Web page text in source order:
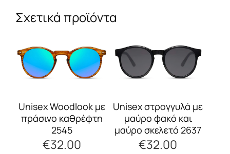
Σχετικά προϊόντα
Unisex Woodlook με
πράσινο καθρέφτη
2545
€32.00
προϊόν
έχει
πολλαπλές
Οι
επιλογές
μπορούν
επιλεγούν
Unisex στρογγυλά με
μαύρο φακό και
μαύρο σκελετό 2637
€32.00
το
προϊόν
έχει
πολλαπλές
Οι
επιλογές
μπορούν
επιλεγούν